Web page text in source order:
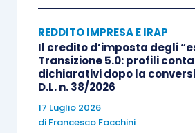
deve essere considerata anche
acquisto di un bene associato
finanziamento e comporta
del corrispettivo
nonché l’imputazione dei relativi
REDDITO IMPRESA E IRAP
Il credito d’imposta degli
Transizione 5.0: profili
dichiarativi dopo la
D.L. n. 38/2026
17 Luglio 2026
di Francesco Facchini